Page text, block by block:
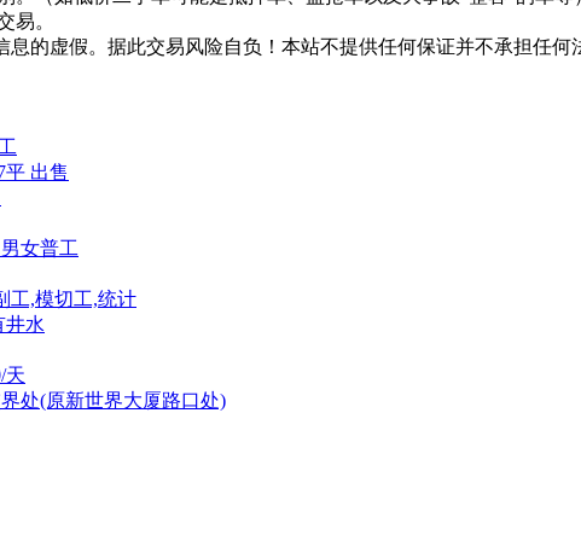
易。
的虚假。据此交易风险自负！本站不提供任何保证并不承担任何
出售
女普工
工,模切工,统计
井水
天
处(原新世界大厦路口处)